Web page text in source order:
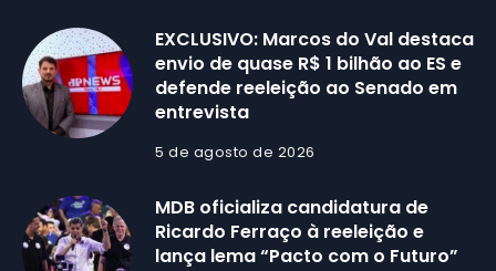
EXCLUSIVO: Marcos do Val destaca
envio de quase R$ 1 bilhão ao ES e
defende reeleição ao Senado em
entrevista
5 de agosto de 2026
MDB oficializa candidatura de
Ricardo Ferraço à reeleição e
lança lema “Pacto com o Futuro”